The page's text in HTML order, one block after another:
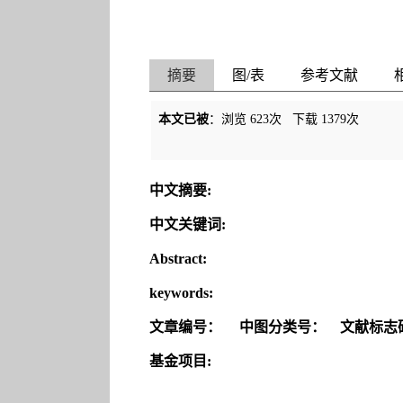
摘要 图/表 参考文献
本文已被：浏览 623次 下载 1379次
中文摘要:
中文关键词:
Abstract:
keywords:
文章编号： 中图分类号： 文献标志
基金项目: